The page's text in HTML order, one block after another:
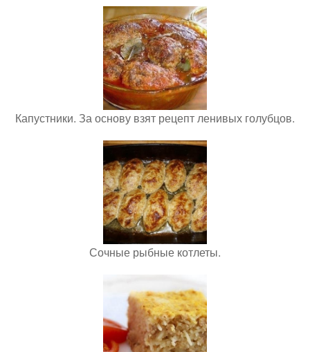
Капустники. За основу взят рецепт ленивых голубцов.
Сочные рыбные котлеты.